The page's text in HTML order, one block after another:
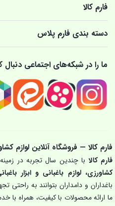
فارم کالا
دسته بندی فارم پلاس
ما را در شبکه‌های اجتماعی دنبال
فارم کالا — فروشگاه آنلاین لوازم
فارم کالا با چندین سال تجربه در
کشاورزی، لوازم باغبانی و ابزار
باغداران و دامداران بتوانند به راحتی
ما ارائه محصولات با کیفیت، همراه